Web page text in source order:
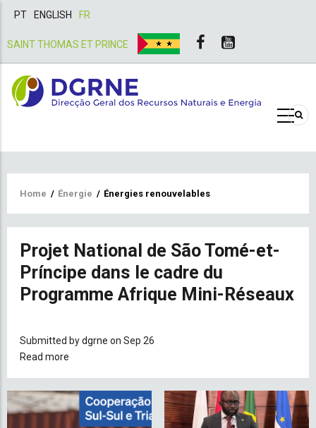
PT ENGLISH FR
SAINT THOMAS ET PRINCE
Breadcrumb
Home / Énergie / Énergies renouvelables
Projet National de São Tomé-et-
Príncipe dans le cadre du
Programme Afrique Mini-Réseaux
Submitted bydgrne on Sep 26
Read more
National
de
São